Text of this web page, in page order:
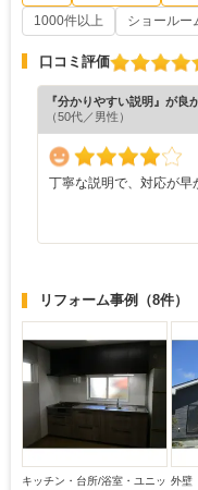
1000件以上
ショールー
口コミ評価
『分かりやすい説明』が良
（50代／男性）
丁寧な説明で、対応が早
リフォーム事例 （8件）
キッチン・台所/浴室・ユニッ 外壁